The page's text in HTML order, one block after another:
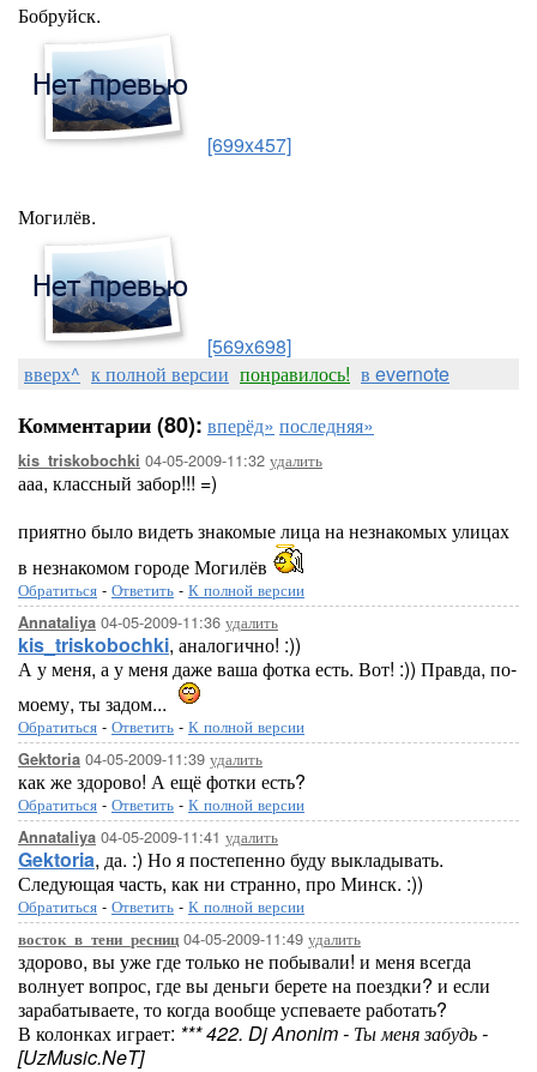
Бобруйск.
[699x457]
Могилёв.
[569x698]
вверх^ к полной версии понравилось! в evernote
Комментарии (80): вперёд» последняя»
kis_triskobochki 04-05-2009-11:32 удалить
ааа, классный забор!!! =)
приятно было видеть знакомые лица на незнакомых улицах
в незнакомом городе Могилёв
Обратиться - Ответить - К полной версии
Annataliya 04-05-2009-11:36 удалить
kis_triskobochki, аналогично! :))
А у меня, а у меня даже ваша фотка есть. Вот! :)) Правда, по-
моему, ты задом...
Обратиться - Ответить - К полной версии
Gektoria 04-05-2009-11:39 удалить
как же здорово! А ещё фотки есть?
Обратиться - Ответить - К полной версии
Annataliya 04-05-2009-11:41 удалить
Gektoria, да. :) Но я постепенно буду выкладывать.
Следующая часть, как ни странно, про Минск. :))
Обратиться - Ответить - К полной версии
восток_в_тени_ресниц 04-05-2009-11:49 удалить
здорово, вы уже где только не побывали! и меня всегда
волнует вопрос, где вы деньги берете на поездки? и если
зарабатываете, то когда вообще успеваете работать?
В колонках играет: *** 422. Dj Anonim - Ты меня забудь -
[UzMusic.NeT]